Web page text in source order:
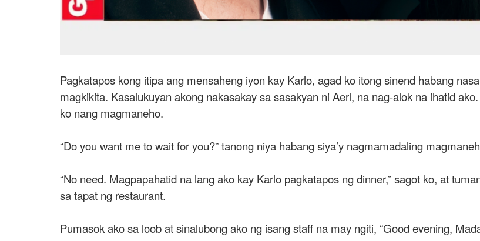
Pagkatapos kong itipa ang mensaheng iyon kay Karlo, agad ko itong sinend habang
magkikita. Kasalukuyan akong nakasakay sa sasakyan ni Aerl, na nag-alok na ihatid
ko nang magmaneho.
“Do you want me to wait for you?” tanong niya habang siya’y nagmamadaling
“No need. Magpapahatid na lang ako kay Karlo pagkatapos ng dinner,” sagot ko, at
sa tapat ng restaurant.
Pumasok ako sa loob at sinalubong ako ng isang staff na may ngiti, “Good evening,